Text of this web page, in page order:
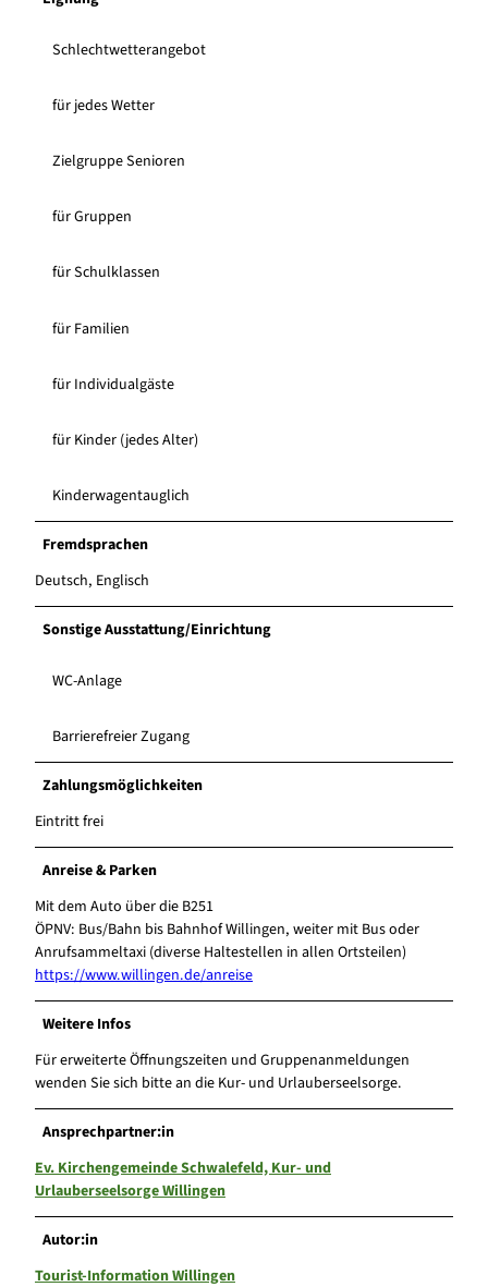
Schlechtwetterangebot
für jedes Wetter
Zielgruppe Senioren
für Gruppen
für Schulklassen
für Familien
für Individualgäste
für Kinder (jedes Alter)
Kinderwagentauglich
Fremdsprachen
Deutsch, Englisch
Sonstige Ausstattung/Einrichtung
WC-Anlage
Barrierefreier Zugang
Zahlungsmöglichkeiten
Eintritt frei
Anreise & Parken
Mit dem Auto über die B251
ÖPNV: Bus/Bahn bis Bahnhof Willingen, weiter mit Bus oder
Anrufsammeltaxi (diverse Haltestellen in allen Ortsteilen)
https://www.willingen.de/anreise
Weitere Infos
Für erweiterte Öffnungszeiten und Gruppenanmeldungen
wenden Sie sich bitte an die Kur- und Urlauberseelsorge.
Ansprechpartner:in
Ev. Kirchengemeinde Schwalefeld, Kur- und
Urlauberseelsorge Willingen
Autor:in
Tourist-Information Willingen